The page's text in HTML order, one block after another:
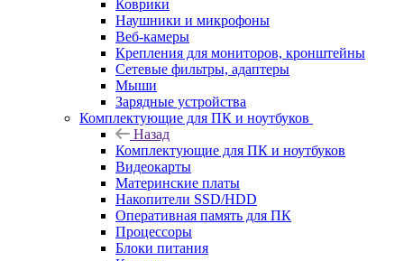
Коврики
Наушники и микрофоны
Веб-камеры
Крепления для мониторов, кронштейны
Сетевые фильтры, адаптеры
Мыши
Зарядные устройства
Комплектующие для ПК и ноутбуков
Назад
Комплектующие для ПК и ноутбуков
Видеокарты
Материнские платы
Накопители SSD/HDD
Оперативная память для ПК
Процессоры
Блоки питания